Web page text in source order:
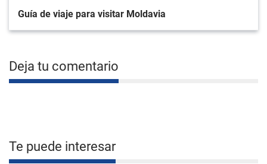
Guía de viaje para visitar Moldavia
Deja tu comentario
Te puede interesar